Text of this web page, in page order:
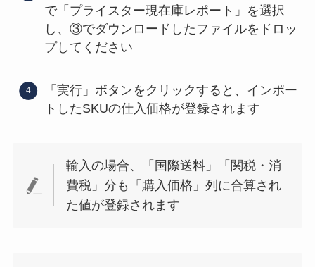
で「プライスター現在庫レポート」を選択
し、③でダウンロードしたファイルをドロッ
プしてください
「実行」ボタンをクリックすると、インポー
トしたSKUの仕入価格が登録されます
輸入の場合、「国際送料」「関税・消
費税」分も「購入価格」列に合算され
た値が登録されます